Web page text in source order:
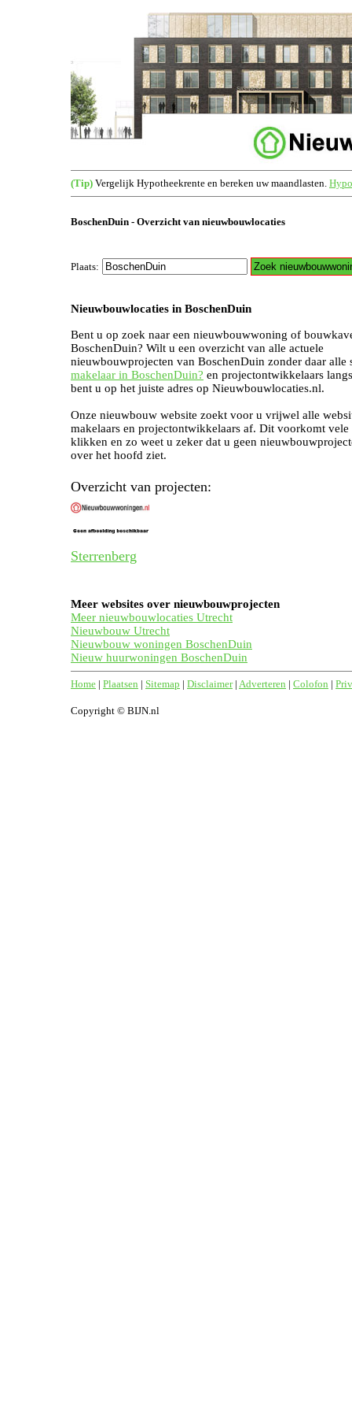
(Tip) Vergelijk Hypotheekrente en bereken uw maandlasten.
BoschenDuin - Overzicht van nieuwbouwlocaties
Plaats:
Nieuwbouwlocaties in BoschenDuin
Bent u op zoek naar een nieuwbouwwoning of
BoschenDuin? Wilt u een overzicht van alle actuele
nieuwbouwprojecten van BoschenDuin zonder daar alle
makelaar in BoschenDuin? en projectontwikkelaars
bent u op het juiste adres op Nieuwbouwlocaties.nl.
Onze nieuwbouw website zoekt voor u vrijwel alle
makelaars en projectontwikkelaars af. Dit voorkomt vele
klikken en zo weet u zeker dat u geen
over het hoofd ziet.
Overzicht van projecten:
Sterrenberg
Meer websites over nieuwbouwprojecten
Meer nieuwbouwlocaties Utrecht
Nieuwbouw Utrecht
Nieuwbouw woningen BoschenDuin
Nieuw huurwoningen BoschenDuin
Home | Plaatsen | Sitemap | Disclaimer| Adverteren | Colofon |
Copyright © BIJN.nl